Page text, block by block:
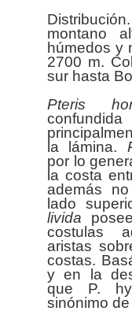
montano
húmedos y
2700 m.
sur hasta
Pteris
la lámina.
por lo
la costa
además
lado
livida
costulas
aristas
costas.
y en la
que P.
sinónimo